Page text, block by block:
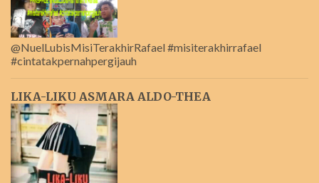
@NuelLubisMisiTerakhirRafael #misiterakhirrafael
#cintatakpernahpergijauh
LIKA-LIKU ASMARA ALDO-THEA